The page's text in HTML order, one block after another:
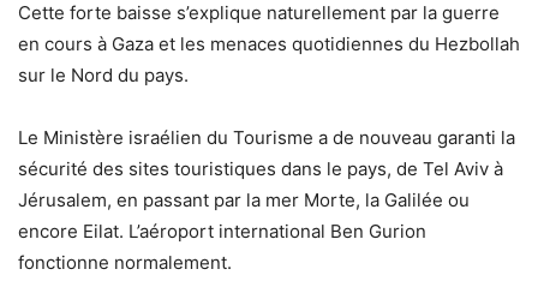
Cette forte baisse s’explique naturellement par la guerre
en cours à Gaza et les menaces quotidiennes du Hezbollah
sur le Nord du pays.
Le Ministère israélien du Tourisme a de nouveau garanti la
sécurité des sites touristiques dans le pays, de Tel Aviv à
Jérusalem, en passant par la mer Morte, la Galilée ou
encore Eilat. L’aéroport international Ben Gurion
fonctionne normalement.